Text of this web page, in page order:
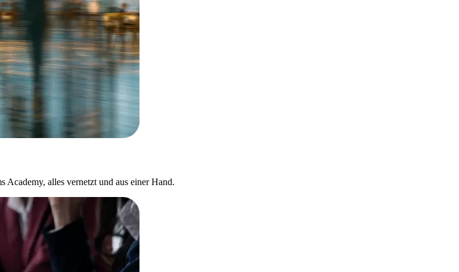
alles vernetzt und aus einer Hand.